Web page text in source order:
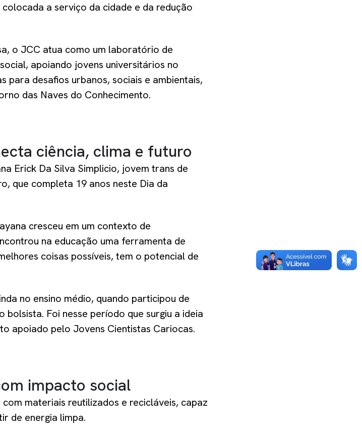
a serviço da cidade e da redução
o JCC atua como um laboratório de
apoiando jovens universitários no
para desafios urbanos, sociais e ambientais,
das Naves do Conhecimento.
ciência, clima e futuro
Erick Da Silva Simplicio, jovem trans de
que completa 19 anos neste Dia da
cresceu em um contexto de
na educação uma ferramenta de
coisas possíveis, tem o potencial de
no ensino médio, quando participou de
Foi nesse período que surgiu a ideia
apoiado pelo Jovens Cientistas Cariocas.
impacto social
materiais reutilizados e recicláveis, capaz
de energia limpa.